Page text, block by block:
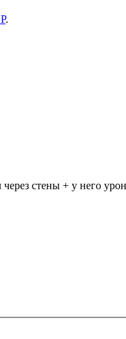
.
стены + у него